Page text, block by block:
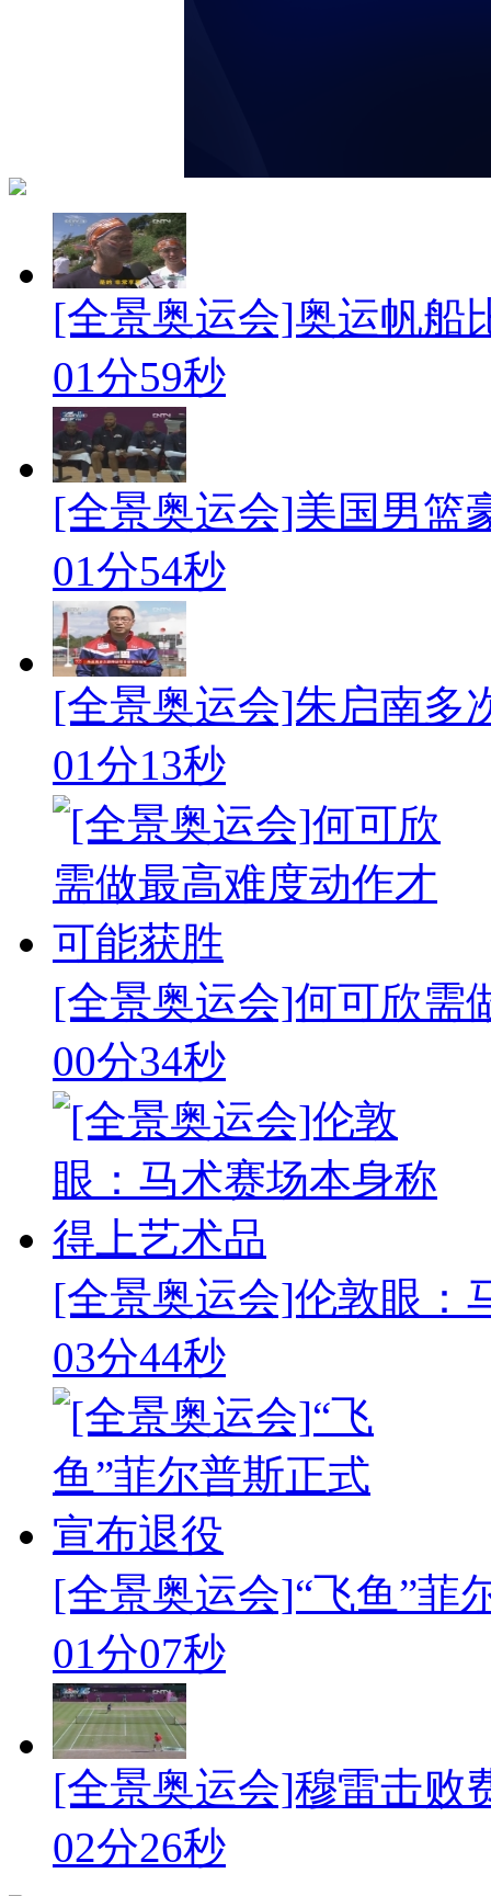
[全景奥运会]奥运帆船
01分59秒
[全景奥运会]美国男篮
01分54秒
[全景奥运会]朱启南多
01分13秒
[全景奥运会]何可欣需
00分34秒
[全景奥运会]伦敦眼：
03分44秒
[全景奥运会]“飞鱼”菲
01分07秒
[全景奥运会]穆雷击败
02分26秒